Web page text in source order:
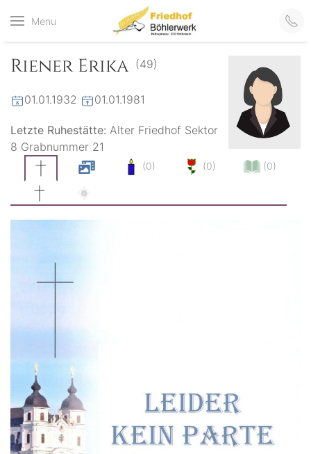
Menu
Friedhof
der virtuelle Friedhof
Riener Erika (49)
01.01.1932 01.01.1981
Letzte Ruhestätte: Alter Friedhof Sektor
8 Grabnummer 21
(0) (0) (0)